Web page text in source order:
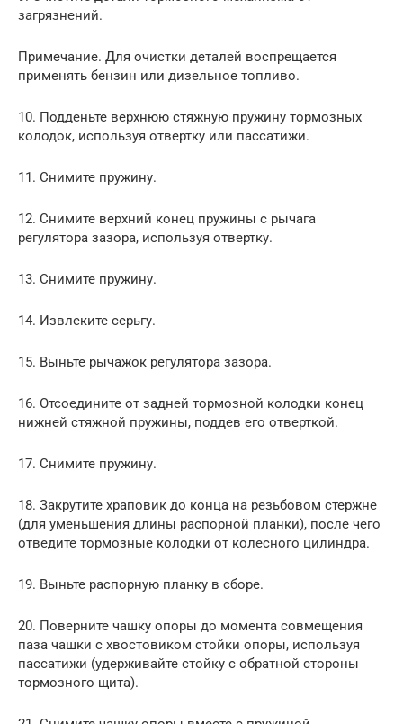
загрязнений.
Примечание. Для очистки деталей воспрещается
применять бензин или дизельное топливо.
10. Подденьте верхнюю стяжную пружину тормозных
колодок, используя отвертку или пассатижи.
11. Снимите пружину.
12. Снимите верхний конец пружины с рычага
регулятора зазора, используя отвертку.
13. Снимите пружину.
14. Извлеките серьгу.
15. Выньте рычажок регулятора зазора.
16. Отсоедините от задней тормозной колодки конец
нижней стяжной пружины, поддев его отверткой.
17. Снимите пружину.
18. Закрутите храповик до конца на резьбовом стержне
(для уменьшения длины распорной планки), после чего
отведите тормозные колодки от колесного цилиндра.
19. Выньте распорную планку в сборе.
20. Поверните чашку опоры до момента совмещения
паза чашки с хвостовиком стойки опоры, используя
пассатижи (удерживайте стойку с обратной стороны
тормозного щита).